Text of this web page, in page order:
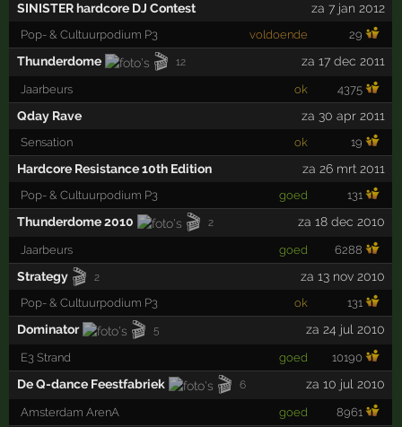
SINISTER hardcore DJ Contest za 7 jan 2012
Pop- & Cultuurpodium P3 voldoende 29
Thunderdome 🎬 12 za 17 dec 2011
Jaarbeurs ok 4375
Qday Rave za 30 apr 2011
Sensation ok 19
Hardcore Resistance 10th Edition za 26 mrt 2011
Pop- & Cultuurpodium P3 goed 131
Thunderdome 2010 🎬 2 za 18 dec 2010
Jaarbeurs goed 6288
Strategy 🎬 2 za 13 nov 2010
Pop- & Cultuurpodium P3 ok 131
Dominator 🎬 5 za 24 jul 2010
E3 Strand goed 10190
De Q-dance Feestfabriek 🎬 6 za 10 jul 2010
Amsterdam ArenA goed 8961